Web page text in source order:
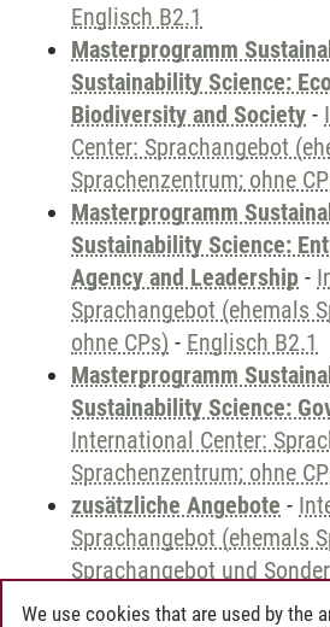
Englisch B2.1
Masterprogramm
Sustainability Science:
Biodiversity and Society -
Center: Sprachangebot
Sprachenzentrum; ohne
Masterprogramm
Sustainability Science:
Agency and Leadership -
Sprachangebot (ehemals
ohne CPs) - Englisch B2.1
Masterprogramm
Sustainability Science:
International Center:
Sprachenzentrum; ohne
zusätzliche Angebote -
Sprachangebot (ehemals
Sprachangebot und
We use cookies that are used by the